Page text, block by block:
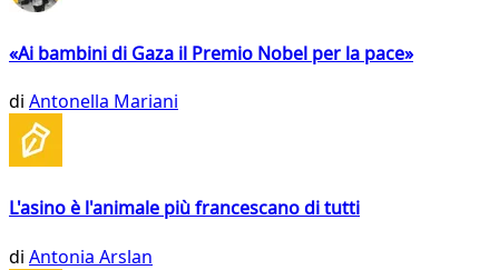
«Ai bambini di Gaza il Premio Nobel per la pace»
di Antonella Mariani
L'asino è l'animale più francescano di tutti
di Antonia Arslan